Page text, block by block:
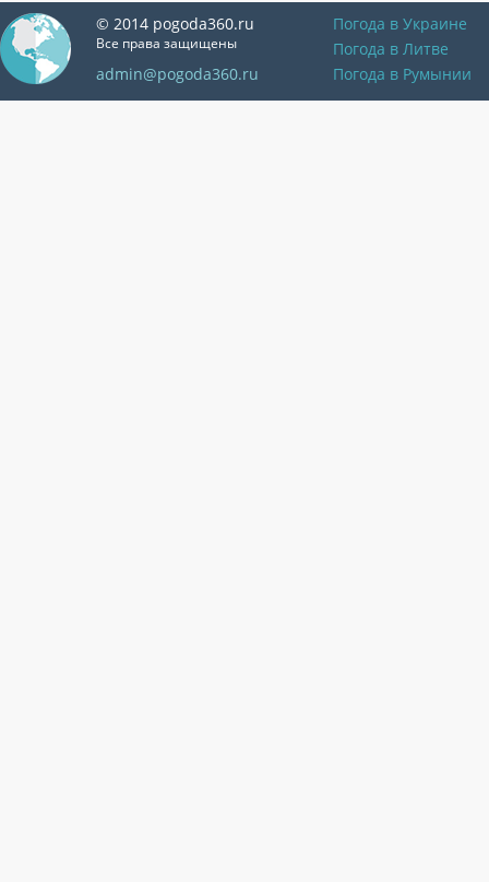
© 2014 pogoda360.ru
Все права защищены
admin@pogoda360.ru
Погода в Украине
Погода в Литве
Погода в Румынии